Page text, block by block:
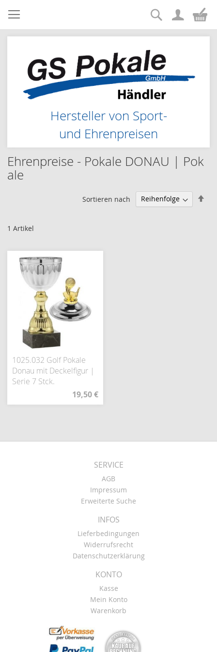
Zum
Inhalt
springen
Hersteller von Sport-
und Ehrenpreisen
Suche
Ehrenpreise - Pokale DONAU | Pok
ale
1 Artikel
Sortieren nach
1025.032 Golf Pokale
Donau mit Deckelfigur |
Serie 7 Stck.
19,50 €
SERVICE
AGB
Impressum
Erweiterte Suche
INFOS
Lieferbedingungen
Widerrufsrecht
Datenschutzerklärung
KONTO
Kasse
Mein Konto
Warenkorb